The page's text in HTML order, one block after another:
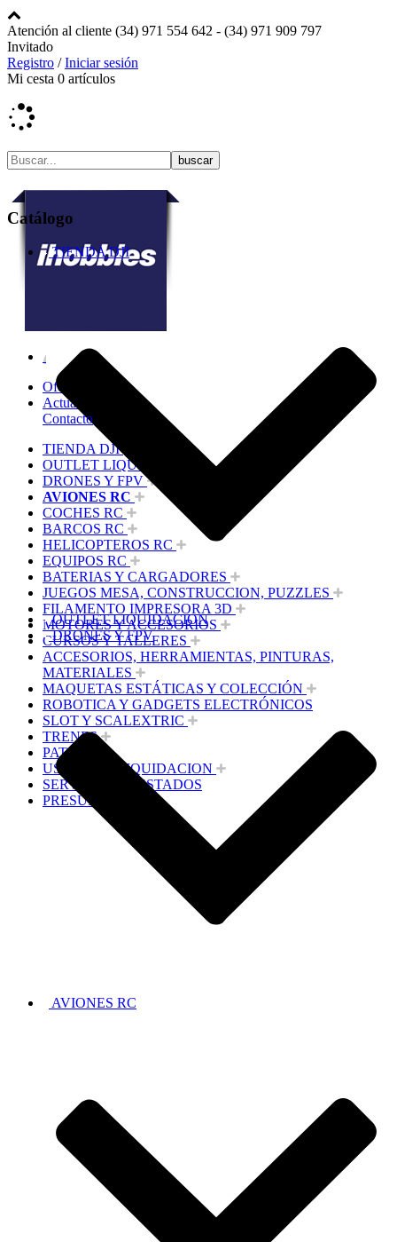
Atención al cliente (34) 971 554 642 - (34) 971 909 797
Invitado
Registro /Iniciar sesión
Mi cesta 0 artículos
Ofertas
Actualidad
Contacto
TIENDA DJI
OUTLET LIQUIDACION
DRONES Y FPV
AVIONES RC
COCHES RC
BARCOS RC
HELICOPTEROS RC
EQUIPOS RC
BATERIAS Y CARGADORES
JUEGOS MESA, CONSTRUCCION, PUZZLES
FILAMENTO IMPRESORA 3D
MOTORES Y ACCESORIOS
CURSOS Y TALLERES
ACCESORIOS, HERRAMIENTAS, PINTURAS,
MATERIALES
MAQUETAS ESTÁTICAS Y COLECCIÓN
ROBOTICA Y GADGETS ELECTRÓNICOS
SLOT Y SCALEXTRIC
TRENES
PATINES
USADOS Y LIQUIDACION
SERVICIOS PRESTADOS
PRESUPUESTOS
Catálogo
TIENDA DJI
OUTLET LIQUIDACION
DRONES Y FPV
AVIONES RC